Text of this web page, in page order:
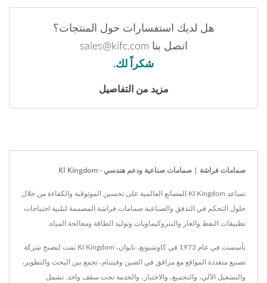
هل لديك استفسارات حول المنتجات؟
اتصل بنا sales@kifc.com
شكراً لك.
مزيد من التفاصيل
صمامات فراشة | صمامات صناعية ودعم هندسي - KI Kingdom
تساعد KI Kingdom المصانع العالمية على تحسين الموثوقية والكفاءة من خلال
حلول التحكم في التدفق والصناعية صمامات فراشة المصممة لتلبية احتياجات
تطبيقات النفط والغاز والبتروكيماويات وتوليد الطاقة ومعالجة المياه.
تأسست في عام 1973 في كاوشيونغ، تايوان، KI Kingdom نمت لتصبح شركة
تصنيع متعددة المواقع مع مرافق في الصين وفيتنام، تجمع بين البحث والتطوير،
والتشغيل الآلي، والتجميع، والاختبار، والخدمة تحت سقف واحد. تشمل